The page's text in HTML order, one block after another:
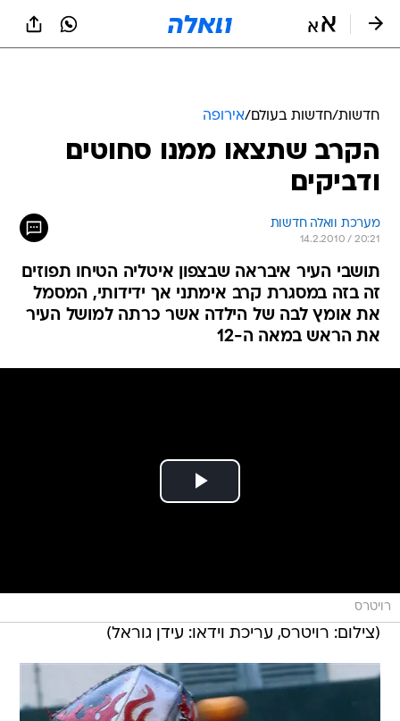
חדשות/חדשות בעולם/אירופה
הקרב שתצאו ממנו סחוטים
ודביקים
מערכת וואלה חדשות
14.2.2010 / 20:21
תושבי העיר איבראה שבצפון איטליה הטיחו תפוזים
זה בזה במסגרת קרב אימתני אך ידידותי, המסמל
את אומץ לבה של הילדה אשר כרתה למושל העיר
את הראש במאה ה-12
רויטרס
(צילום: רויטרס, עריכת וידאו: עידן גוראל)